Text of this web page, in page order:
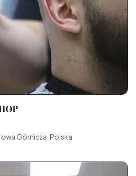
Górnicza, Polska